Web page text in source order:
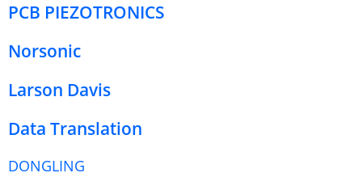
PCB PIEZOTRONICS
Norsonic
Larson Davis
Data Translation
DONGLING